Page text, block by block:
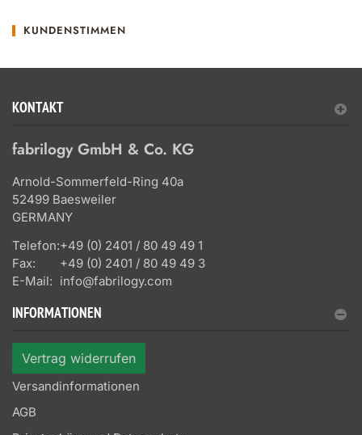
KUNDENSTIMMEN
KONTAKT
fabrilogy GmbH & Co. KG
Arnold-Sommerfeld-Ring 40a
52499 Baesweiler
GERMANY
Telefon:+49 (0) 2401 / 80 49 49 1
Fax:
+49 (0) 2401 / 80 49 49 3
E-Mail: info@fabrilogy.com
INFORMATIONEN
Vertrag widerrufen
Versandinformationen
AGB